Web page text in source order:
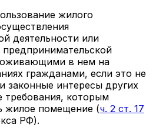
жилого
деятельности или
в нем на
гражданами, если это не
законные интересы других
требования, которым
жилое помещение (ч. 2 ст. 17
РФ).